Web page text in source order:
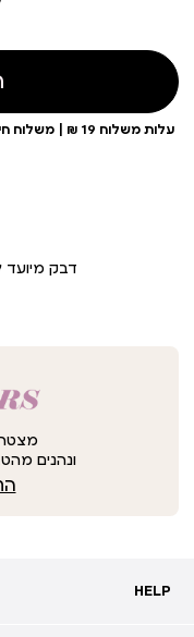
דבק מיועד
ונהנים
HELP
HELP